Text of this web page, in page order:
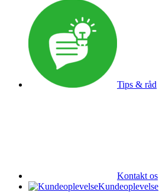
Tips & råd
Kontakt os
Kundeoplevelse